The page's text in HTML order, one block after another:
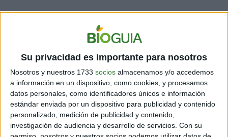
Su privacidad es importante para nosotros
Nosotros y nuestros 1733 socios almacenamos y/o accedemos
a información en un dispositivo, como cookies, y procesamos
datos personales, como identificadores únicos e información
estándar enviada por un dispositivo para publicidad y contenido
personalizado, medición de publicidad y contenido,
investigación de audiencia y desarrollo de servicios. Con su
Al respecto, comenta que los adolescentes están
lidiando con la situación de convertirse en adultos. Los
sexualización , así como la manera en
Muchas veces, ha escuchado que los personajes
femeninos deben tener bastante belleza física.
También, que la protagonista de la serie debería
mostrarcierto sex appeal. Ella afirma que todo ésto la
ha incomodado.